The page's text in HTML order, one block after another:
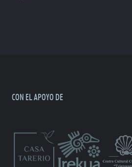
CON EL APOYO DE